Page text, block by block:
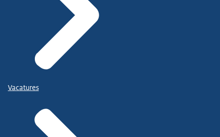
Vacatures